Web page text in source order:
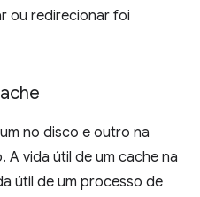
ou redirecionar foi
no disco e outro na
A vida útil de um cache na
útil de um processo de